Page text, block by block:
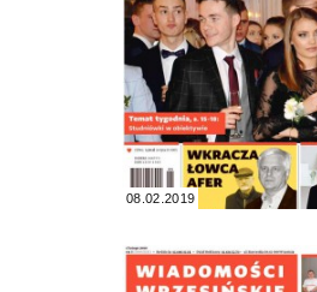
08.02.2019